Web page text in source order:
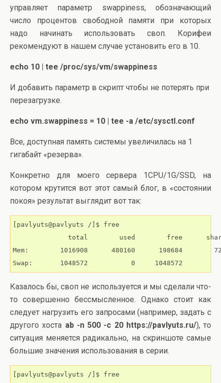
управляет параметр swappiness, обозначающий
число процентов свободной памяти при которых
надо начинать использовать своп. Корифеи
рекомендуют в нашем случае установить его в 10.
echo 10 | tee /proc/sys/vm/swappiness
И добавить параметр в скрипт чтобы не потерять при
перезагрузке.
echo vm.swappiness = 10 | tee -a /etc/sysctl.conf
Все, доступная память системы увеличилась на 1
гигабайт «резерва».
Конкретно для моего сервера 1CPU/1G/SSD, на
котором крутится вот этот самый блог, в «состоянии
покоя» результат выглядит вот так:
[pavlyuts@pavlyuts /]$ free
total        used        free
Mem:        1016908      480160      198684
Казалось бы, своп не используется и мы сделали что-
то совершенно бессмысленное. Однако стоит как
следует нагрузить его запросами (например, задать с
другого хоста ab -n 500 -c 20 https://pavlyuts.ru/), то
ситуация меняется радикально, на скриншоте самые
большие значения использования в серии.
[pavlyuts@pavlyuts /]$ free